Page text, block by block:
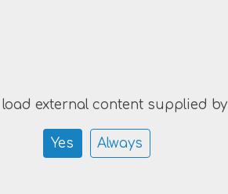
load external content supplied by
Yes Always